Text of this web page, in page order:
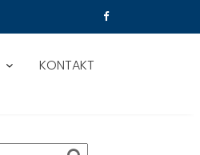
KONTAKT